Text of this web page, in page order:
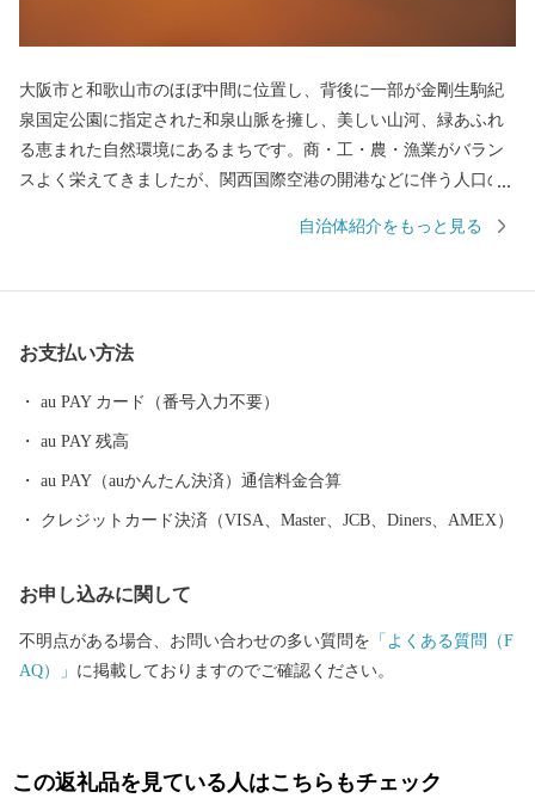
大阪市と和歌山市のほぼ中間に位置し、背後に一部が金剛生駒紀
泉国定公園に指定された和泉山脈を擁し、美しい山河、緑あふれ
る恵まれた自然環境にあるまちです。商・工・農・漁業がバラン
スよく栄えてきましたが、関西国際空港の開港などに伴う人口の
由来は、中世以来の村名「佐野」に旧国名和泉を冠したもので、
みさのし）が誕生し、昭和29年、南中通村、日根野村、長滝村、
上之郷村、大土村の5カ村が合併し、現在の市域が形成されていま
し、世界と日本を結ぶ玄関都市として、21世紀にふさわしい国際
都市をめざしてまちづくりに取り組んでいます。
自治体紹介をもっと見る
お支払い方法
au PAY カード（番号入力不要）
au PAY 残高
au PAY（auかんたん決済）通信料金合算
クレジットカード決済（VISA、Master、JCB、Diners、AMEX）
お申し込みに関して
不明点がある場合、お問い合わせの多い質問を 「よくある質問（F
AQ）」 に掲載しておりますのでご確認ください。
この返礼品を見ている人はこちらもチェック